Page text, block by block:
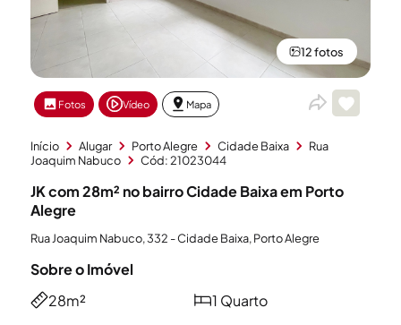
12 fotos
Fotos Vídeo Mapa
Início Alugar Porto Alegre Cidade Baixa
Rua
Joaquim Nabuco
Cód: 21023044
JK com 28m² no bairro Cidade Baixa em Porto
Alegre
Rua Joaquim Nabuco, 332 - Cidade Baixa, Porto Alegre
Sobre o Imóvel
28m²
1 Quarto